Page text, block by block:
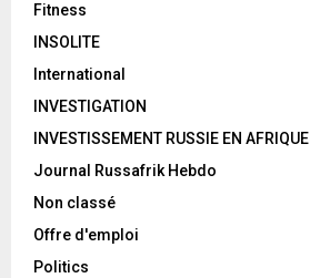
Fitness
INSOLITE
International
INVESTIGATION
INVESTISSEMENT RUSSIE EN AFRIQUE
Journal Russafrik Hebdo
Non classé
Offre d'emploi
Politics